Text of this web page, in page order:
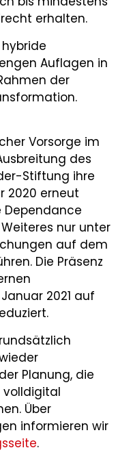
erhalten.
Auflagen in
der
Vorsorge im
des
Stiftung ihre
2020 erneut
nur unter
auf dem
Die Präsenz
2021 auf
Planung, die
volldigital
Über
informieren wir
.